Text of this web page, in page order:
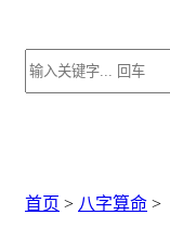
首页 > 八字算命 >